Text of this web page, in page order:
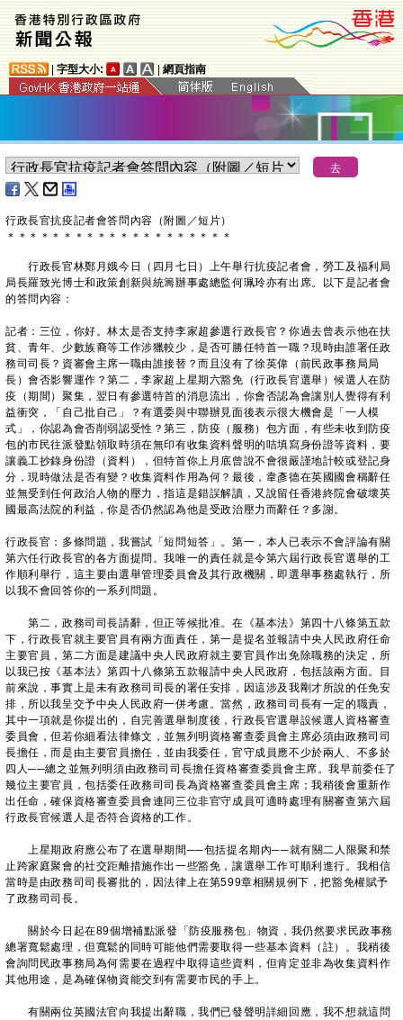
字型大小: 網頁指南
行政長官抗疫記者會答問內容（附圖／短片）
＊ ＊ ＊ ＊ ＊ ＊ ＊ ＊ ＊ ＊ ＊ ＊ ＊ ＊ ＊ ＊ ＊ ＊ ＊ ＊
行政長官林鄭月娥今日（四月七日）上午舉行抗疫記者會，勞工及福利局
局長羅致光博士和政策創新與統籌辦事處總監何珮玲亦有出席。以下是記者會
的答問內容：
記者：三位，你好。林太是否支持李家超參選行政長官？你過去曾表示他在扶
貧、青年、少數族裔等工作涉獵較少，是否可勝任特首一職？現時由誰署任政
務司司長？資審會主席一職由誰接替？而且沒有了徐英偉（前民政事務局局
長）會否影響運作？第二，李家超上星期六豁免（行政長官選舉）候選人在防
疫（期間）聚集，翌日有參選特首的消息流出，你會否認為會讓別人覺得有利
益衝突，「自己批自己」？有選委與中聯辦見面後表示很大機會是「一人模
式」，你認為會否削弱認受性？第三，防疫（服務）包方面，有些未收到防疫
包的市民往派發點領取時須在無印有收集資料聲明的咭填寫身份證等資料，要
讓義工抄錄身份證（資料），但特首你上月底曾說不會很嚴謹地計較或登記身
分，現時做法是否有變？收集資料作用為何？最後，韋彥德在英國國會稱辭任
並無受到任何政治人物的壓力，指這是錯誤解讀，又說留任香港終院會破壞英
國最高法院的利益，你是否仍然認為他是受政治壓力而辭任？多謝。
行政長官：多條問題，我嘗試「短問短答」。第一，本人已表示不會評論有關
第六任行政長官的各方面提問。我唯一的責任就是令第六屆行政長官選舉的工
作順利舉行，這主要由選舉管理委員會及其行政機關，即選舉事務處執行，所
以我不會回答你的一系列問題。
第二，政務司司長請辭，但正等候批准。在《基本法》第四十八條第五款
下，行政長官就主要官員有兩方面責任，第一是提名並報請中央人民政府任命
主要官員，第二方面是建議中央人民政府就主要官員作出免除職務的決定，所
以我已按《基本法》第四十八條第五款報請中央人民政府，包括該兩方面。目
前來說，事實上是未有政務司司長的署任安排，因這涉及我剛才所說的任免安
排，所以我呈交予中央人民政府一併考慮。當然，政務司司長有一定的職責，
其中一項就是你提出的，自完善選舉制度後，行政長官選舉設候選人資格審查
委員會，但若你細看法律條文，並無列明資格審查委員會主席必須由政務司司
長擔任，而是由主要官員擔任，並由我委任，官守成員應不少於兩人、不多於
四人──總之並無列明須由政務司司長擔任資格審查委員會主席。我早前委任了
幾位主要官員，包括委任政務司司長為資格審查委員會主席；我稍後會重新作
出任命，確保資格審查委員會連同三位非官守成員可適時處理有關審查第六屆
行政長官候選人是否符合資格的工作。
上星期政府應公布了在選舉期間──包括提名期內──就有關二人限聚和禁
止跨家庭聚會的社交距離措施作出一些豁免，讓選舉工作可順利進行。我相信
當時是由政務司司長審批的，因法律上在第599章相關規例下，把豁免權賦予
了政務司司長。
關於今日起在89個增補點派發「防疫服務包」物資，我仍然要求民政事務
總署寬鬆處理，但寬鬆的同時可能他們需要取得一些基本資料（註）。我稍後
會詢問民政事務局為何需要在過程中取得這些資料，但肯定並非為收集資料作
其他用途，是為確保物資能交到有需要市民的手上。
有關兩位英國法官向我提出辭職，我們已發聲明詳細回應，我不想就這問